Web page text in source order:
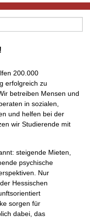
200.000
erfolgreich zu
betreiben Mensen und
in sozialen,
und helfen bei der
wir Studierende mit
steigende Mieten,
psychische
Nur
Hessischen
sorgen für
dabei, das